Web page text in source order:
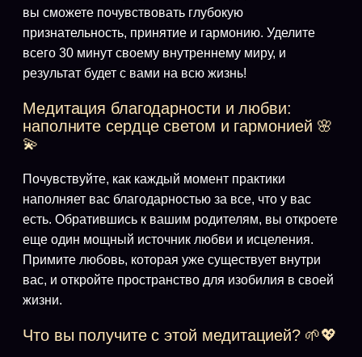
вы сможете почувствовать глубокую
признательность, принятие и гармонию. Уделите
всего 30 минут своему внутреннему миру, и
результат будет с вами на всю жизнь!
Медитация благодарности и любви:
наполните сердце светом и гармонией 🌸
💫
Почувствуйте, как каждый момент практики
наполняет вас благодарностью за все, что у вас
есть. Обратившись к вашим родителям, вы откроете
еще один мощный источник любви и исцеления.
Примите любовь, которая уже существует внутри
вас, и откройте пространство для изобилия в своей
жизни.
Что вы получите с этой медитацией? 🌱💖